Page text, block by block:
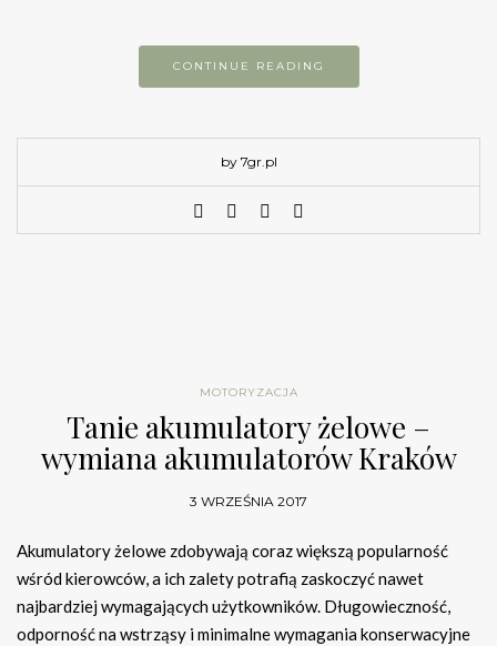
CONTINUE READING
by 7gr.pl
MOTORYZACJA
Tanie akumulatory żelowe –
wymiana akumulatorów Kraków
3 WRZEŚNIA 2017
Akumulatory żelowe zdobywają coraz większą popularność
wśród kierowców, a ich zalety potrafią zaskoczyć nawet
najbardziej wymagających użytkowników. Długowieczność,
odporność na wstrząsy i minimalne wymagania konserwacyjne